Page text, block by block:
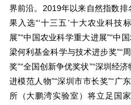
界前沿。2019年以来自然指数
果入选“‘十三五’十大农业科技
展”“中国农业科学重大进展”“中
梁何利基金科学与技术进步奖”“
奖”“全国创新争优奖状”“深圳经
进模范人物”“深圳市市长奖”“广
所（大鹏湾实验室）将立足国